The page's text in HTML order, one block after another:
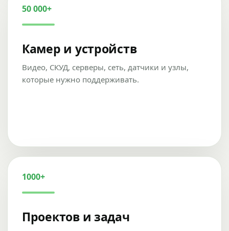
50 000+
Камер и устройств
Видео, СКУД, серверы, сеть, датчики и узлы,
которые нужно поддерживать.
1000+
Проектов и задач